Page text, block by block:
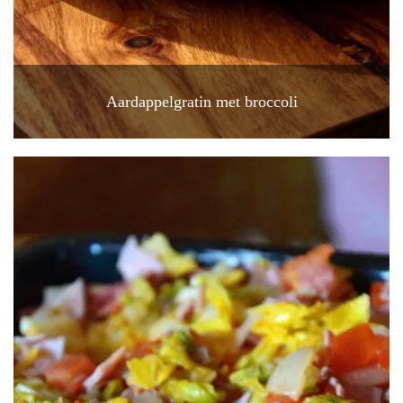
Aardappelgratin met broccoli